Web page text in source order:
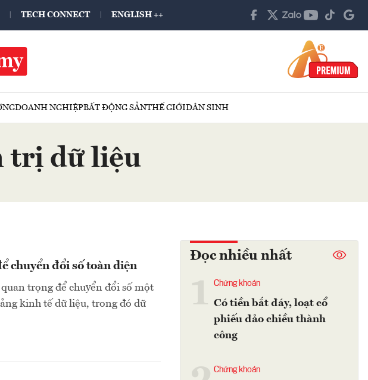
TECH CONNECT ENGLISH ++
DOANH NGHIỆPBẤT ĐỘNG SẢNTHẾ GIỚIDÂN SINH
trị dữ liệu
chuyển đổi số toàn diện
trọng để chuyển đổi số một
kinh tế dữ liệu, trong đó dữ
Đọc nhiều nhất
Chứng khoán
Có tiền bắt đáy, loạt cổ
phiếu đảo chiều thành
công
Chứng khoán